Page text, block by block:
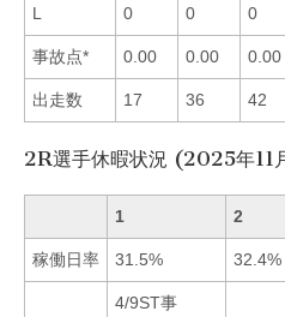
L 0 0 0
事故点* 0.00 0.00 0.00
出走数 17 36 42
2R選手休暇状況 (2025年11
1 2
稼働日率 31.5% 32.4%
4/9ST事